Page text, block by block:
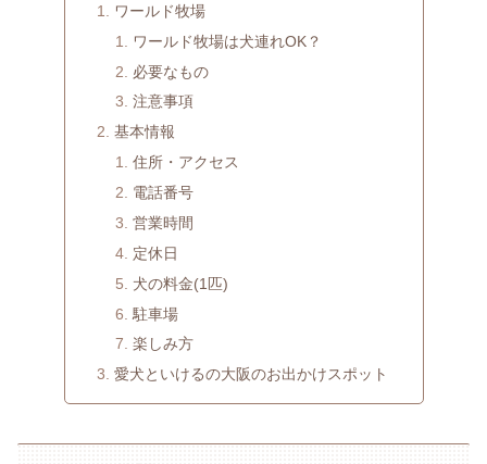
ワールド牧場
ワールド牧場は犬連れOK？
必要なもの
注意事項
基本情報
住所・アクセス
電話番号
営業時間
定休日
犬の料金(1匹)
駐車場
楽しみ方
愛犬といけるの大阪のお出かけスポット